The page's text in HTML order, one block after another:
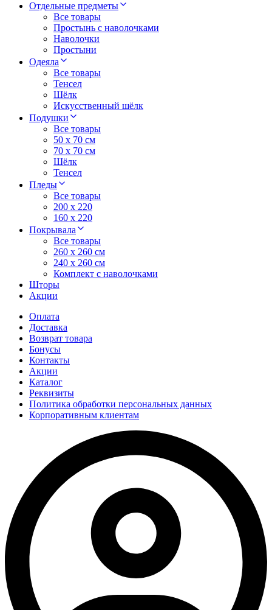
Отдельные предметы
Все товары
Простынь с наволочками
Наволочки
Простыни
Одеяла
Все товары
Тенсел
Шёлк
Искусственный шёлк
Подушки
Все товары
50 x 70 см
70 x 70 см
Шёлк
Тенсел
Пледы
Все товары
200 х 220
160 х 220
Покрывала
Все товары
260 x 260 см
240 х 260 см
Комплект с наволочками
Шторы
Акции
Оплата
Доставка
Возврат товара
Бонусы
Контакты
Акции
Каталог
Реквизиты
Политика обработки персональных данных
Корпоративным клиентам